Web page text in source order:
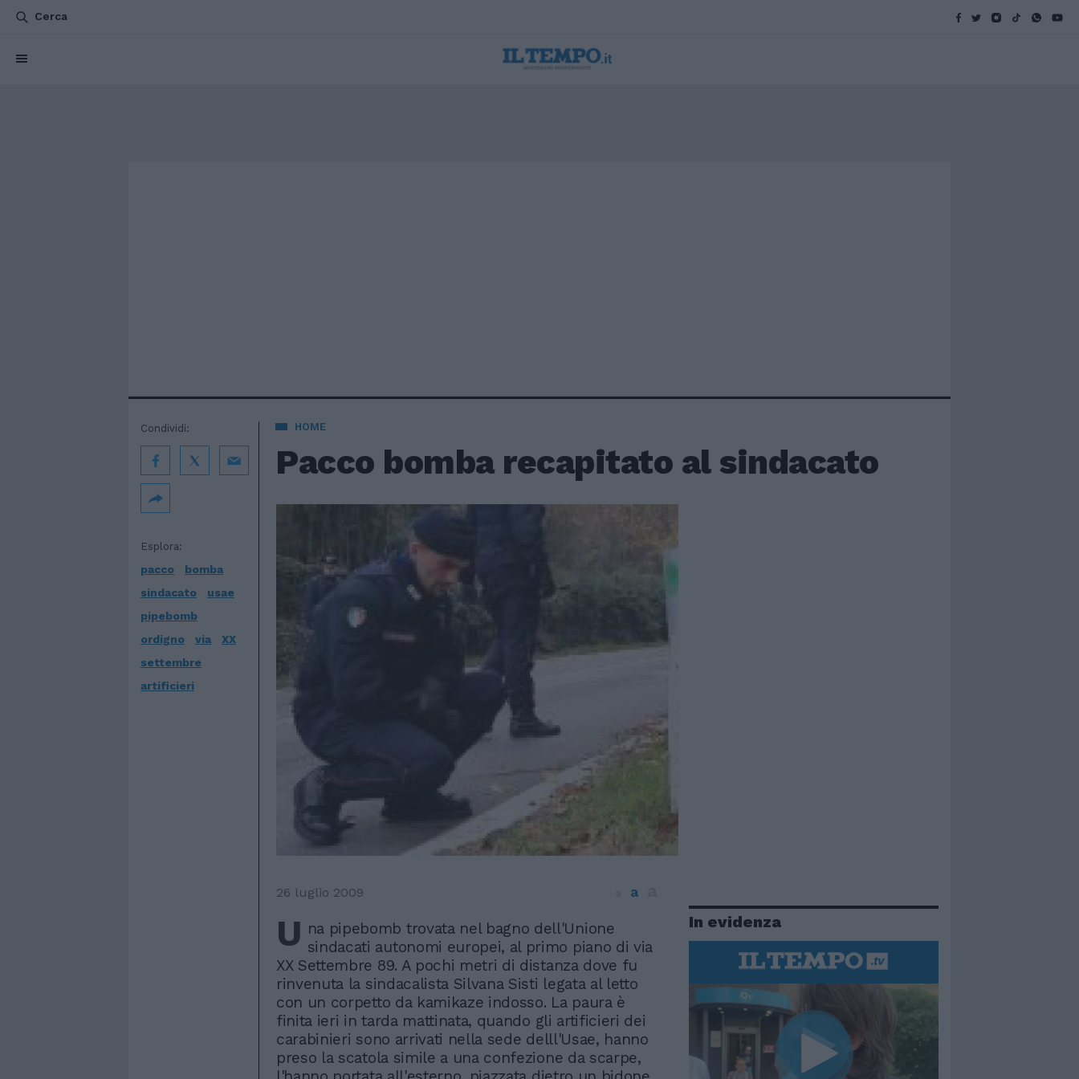
Cerca
HOME
Pacco bomba recapitato al sindacato
Esplora:
pacco
bomba
sindacato
usae
pipebomb
ordigno
via
XX
settembre
artificieri
Condividi:
26 luglio 2009 a
U na pipebomb trovata nel bagno dell'Unione
sindacati autonomi europei, al primo piano di via
XX Settembre 89. A pochi metri di distanza dove fu
rinvenuta la sindacalista Silvana Sisti legata al letto
con un corpetto da kamikaze indosso. La paura è
finita ieri in tarda mattinata, quando gli artificieri dei
carabinieri sono arrivati nella sede delll'Usae, hanno
preso la scatola simile a una confezione da scarpe,
In evidenza